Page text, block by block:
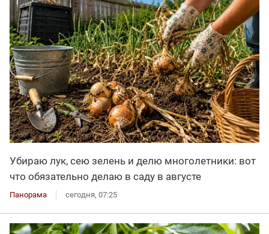
Убираю лук, сею зелень и делю многолетники: вот
что обязательно делаю в саду в августе
Панорама сегодня, 07:25